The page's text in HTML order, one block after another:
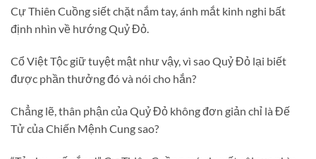
Cự Thiên Cuồng siết chặt nắm tay, ánh mắt kinh nghi bất
định nhìn về hướng Quỷ Đỏ.
Cổ Việt Tộc giữ tuyệt mật như vậy, vì sao Quỷ Đỏ lại biết
được phần thưởng đó và nói cho hắn?
Chẳng lẽ, thân phận của Quỷ Đỏ không đơn giản chỉ là Đế
Tử của Chiến Mệnh Cung sao?